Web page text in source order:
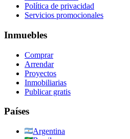
Política de privacidad
Servicios promocionales
Inmuebles
Comprar
Arrendar
Proyectos
Inmobiliarias
Publicar gratis
Países
Argentina